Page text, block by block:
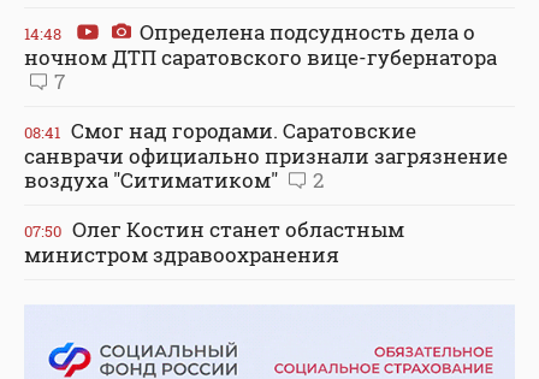
14:48
Определена подсудность дела о
ночном ДТП саратовского вице-губернатора
7
08:41 Смог над городами. Саратовские
санврачи официально признали загрязнение
воздуха "Ситиматиком"
2
07:50 Олег Костин станет областным
министром здравоохранения